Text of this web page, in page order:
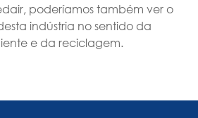
poderíamos também ver o
indústria no sentido da
e da reciclagem.